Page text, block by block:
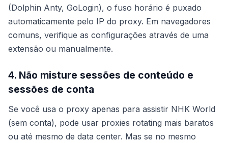
(Dolphin Anty, GoLogin), o fuso horário é puxado
automaticamente pelo IP do proxy. Em navegadores
comuns, verifique as configurações através de uma
extensão ou manualmente.
4. Não misture sessões de conteúdo e
sessões de conta
Se você usa o proxy apenas para assistir NHK World
(sem conta), pode usar proxies rotating mais baratos
ou até mesmo de data center. Mas se no mesmo